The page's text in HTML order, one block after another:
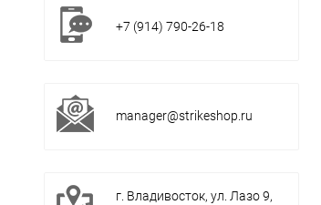
+7 (914) 790-26-18
manager@strikeshop.ru
г. Владивосток, ул. Лазо 9,